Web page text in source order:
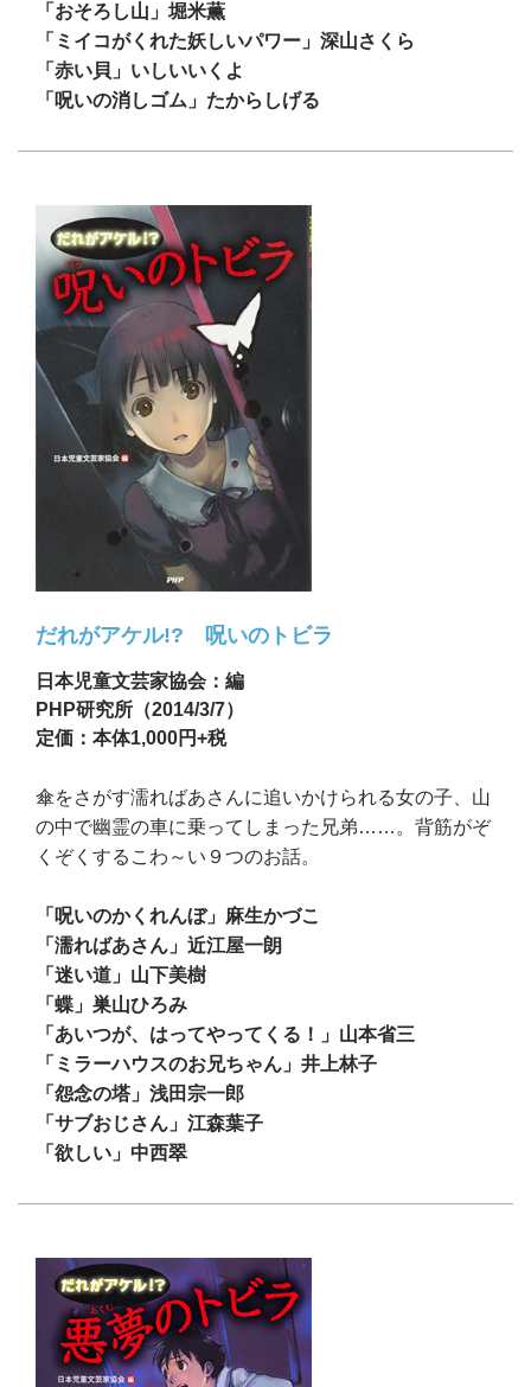
「おそろし山」堀米薫
「ミイコがくれた妖しいパワー」深山さくら
「赤い貝」いしいいくよ
「呪いの消しゴム」たからしげる
だれがアケル!? 呪いのトビラ
日本児童文芸家協会：編
PHP研究所（2014/3/7）
定価：本体1,000円+税
傘をさがす濡ればあさんに追いかけられる女の子、山
の中で幽霊の車に乗ってしまった兄弟……。背筋がぞ
くぞくするこわ～い９つのお話。
「呪いのかくれんぼ」麻生かづこ
「濡ればあさん」近江屋一朗
「迷い道」山下美樹
「蝶」巣山ひろみ
「あいつが、はってやってくる！」山本省三
「ミラーハウスのお兄ちゃん」井上林子
「怨念の塔」浅田宗一郎
「サブおじさん」江森葉子
「欲しい」中西翠